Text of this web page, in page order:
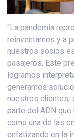
“La pandemia
reinventarnos y a
nuestros socios
pasajeros. Este
logramos
generamos
nuestros clientes,
parte del ADN
como una de las
enfatizando en la